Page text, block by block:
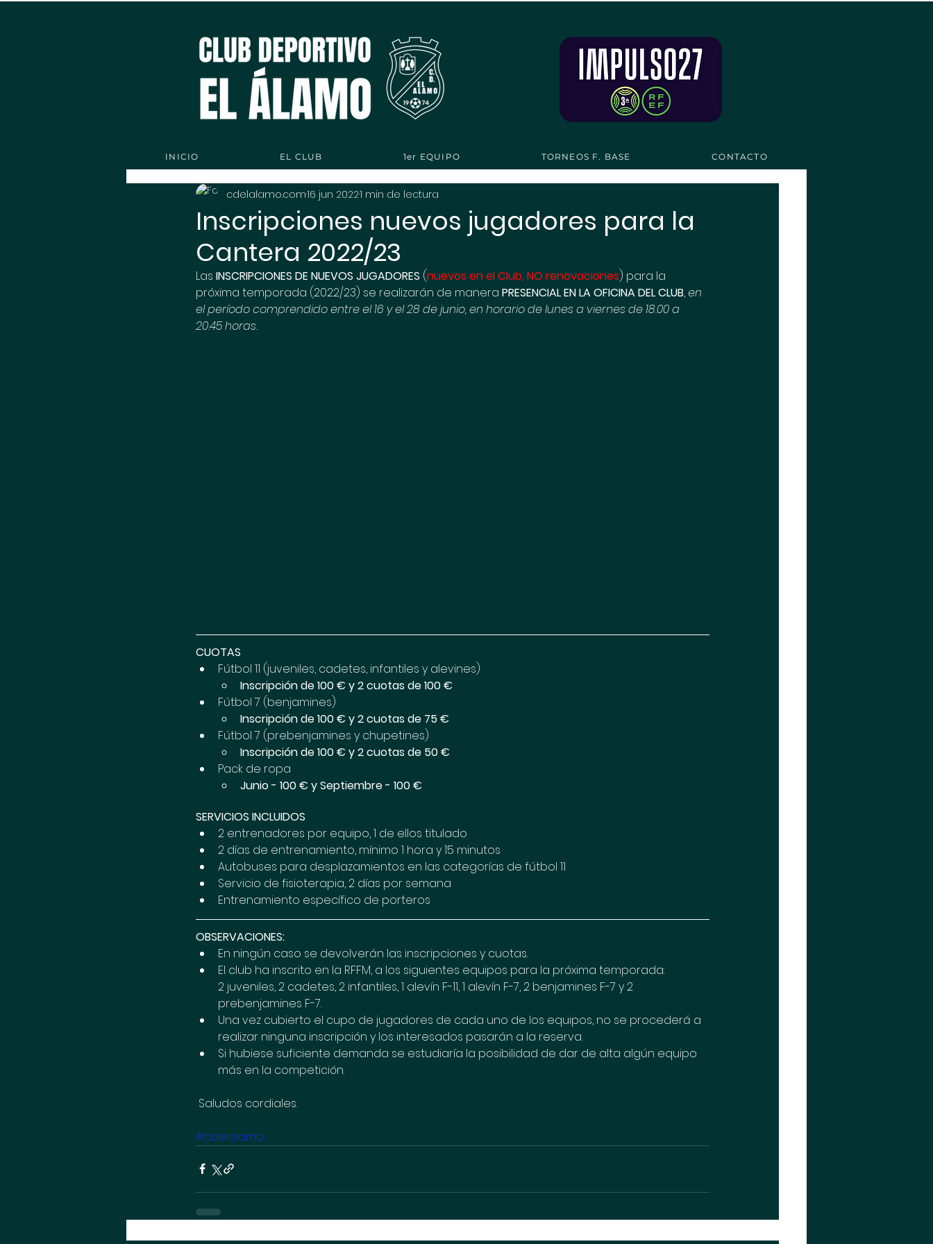
INICIO EL CLUB 1er EQUIPO TORNEOS F. BASE CONTACTO
Inscripciones nuevos jugadores para la
Cantera 2022/23
cdelalamo.com16 jun 20221 min de lectura
Las INSCRIPCIONES DE NUEVOS JUGADORES (nuevos en el Club, NO renovaciones) para la
próxima temporada (2022/23) se realizarán de manera PRESENCIAL EN LA OFICINA DEL CLUB, en
el período comprendido entre el 16 y el 28 de junio, en horario de lunes a viernes de 18.00 a
20.45 horas.
CUOTAS
Fútbol 11 (juveniles, cadetes, infantiles y alevines)
Inscripción de 100 € y 2 cuotas de 100 €
Fútbol 7 (benjamines)
Inscripción de 100 € y 2 cuotas de 75 €
Fútbol 7 (prebenjamines y chupetines)
Inscripción de 100 € y 2 cuotas de 50 €
Pack de ropa
Junio - 100 € y Septiembre - 100 €
SERVICIOS INCLUIDOS
2 entrenadores por equipo, 1 de ellos titulado
2 días de entrenamiento, mínimo 1 hora y 15 minutos
Autobuses para desplazamientos en las categorías de fútbol 11
Servicio de fisioterapia, 2 días por semana
Entrenamiento específico de porteros
OBSERVACIONES:
En ningún caso se devolverán las inscripciones y cuotas.
El club ha inscrito en la RFFM, a los siguientes equipos para la próxima temporada:
2 juveniles, 2 cadetes, 2 infantiles, 1 alevín F-11, 1 alevín F-7, 2 benjamines F-7 y 2
prebenjamines F-7.
Una vez cubierto el cupo de jugadores de cada uno de los equipos, no se procederá a
realizar ninguna inscripción y los interesados pasarán a la reserva.
Si hubiese suficiente demanda se estudiaría la posibilidad de dar de alta algún equipo
más en la competición.
Saludos cordiales.
#cdelalamo